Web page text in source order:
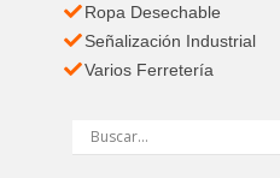
Ropa Desechable
Señalización Industrial
Varios Ferretería